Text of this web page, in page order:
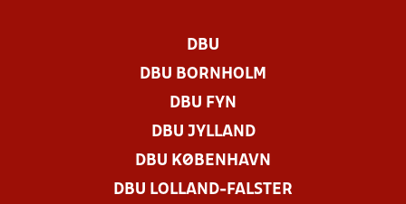
DBU
DBU BORNHOLM
DBU FYN
DBU JYLLAND
DBU KØBENHAVN
DBU LOLLAND-FALSTER